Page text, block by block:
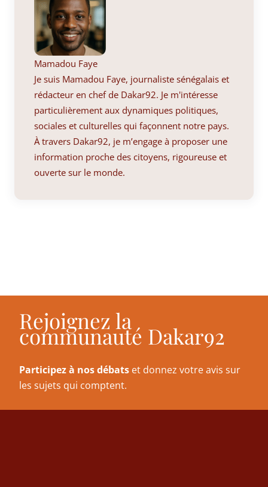
Mamadou Faye
Je suis Mamadou Faye, journaliste sénégalais et
rédacteur en chef de Dakar92. Je m'intéresse
particulièrement aux dynamiques politiques,
sociales et culturelles qui façonnent notre pays.
À travers Dakar92, je m’engage à proposer une
information proche des citoyens, rigoureuse et
ouverte sur le monde.
Rejoignez la
communauté Dakar92
Participez à nos débats et donnez votre avis sur
les sujets qui comptent.